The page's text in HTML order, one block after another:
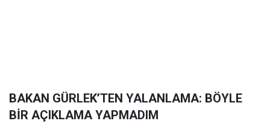
BAKAN GÜRLEK’TEN YALANLAMA: BÖYLE
BİR AÇIKLAMA YAPMADIM